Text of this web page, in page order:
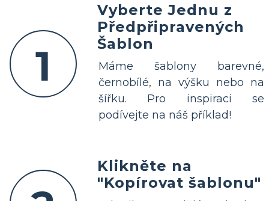
1
Vyberte Jednu z
Předpřipravených
Šablon
Máme šablony barevné,
černobílé, na výšku nebo na
šířku. Pro inspiraci se
podívejte na náš příklad!
Klikněte na
"Kopírovat šablonu"